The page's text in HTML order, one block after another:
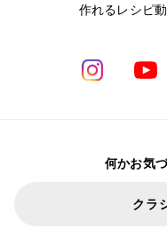
作れるレシピ
何かお気
クラ